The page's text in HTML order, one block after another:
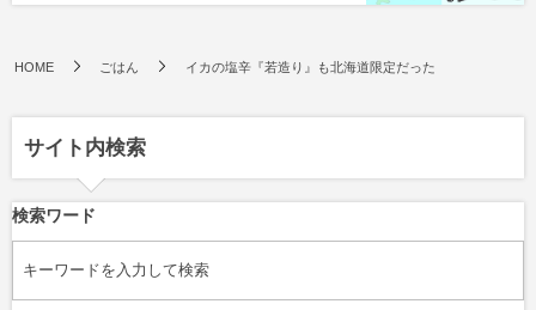
HOME ごはん イカの塩辛『若造り』も北海道限定だった
サイト内検索
検索ワード